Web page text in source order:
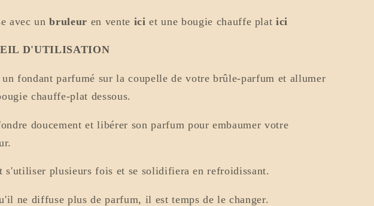
avec un bruleur en vente ici et une bougie chauffe plat ici
D'UTILISATION
un fondant parfumé sur la coupelle de votre brûle-parfum et allumer
chauffe-plat dessous.
doucement et libérer son parfum pour embaumer votre
s'utiliser plusieurs fois et se solidifiera en refroidissant.
ne diffuse plus de parfum, il est temps de le changer.